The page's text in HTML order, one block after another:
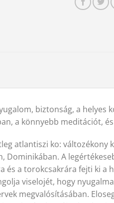
biztonság, a helyes
a könnyebb meditációt,
atlantiszi ko: változékony
Dominikában. A
és a torokcsakrára fejti ki a
viselojét, hogy
megvalósításában.